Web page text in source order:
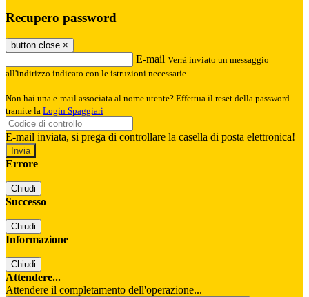
Recupero password
button close ×
E-mail Verrà inviato un messaggio
all'indirizzo indicato con le istruzioni necessarie.
Non hai una e-mail associata al nome utente? Effettua il reset della password
tramite la Login Spaggiari
E-mail inviata, si prega di controllare la casella di posta elettronica!
Errore
Chiudi
Successo
Chiudi
Informazione
Chiudi
Attendere...
Attendere il completamento dell'operazione...